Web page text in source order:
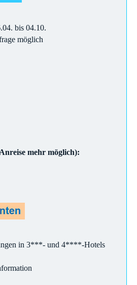
bis 04.10.
möglich
mehr möglich):
in 3***- und 4****-Hotels